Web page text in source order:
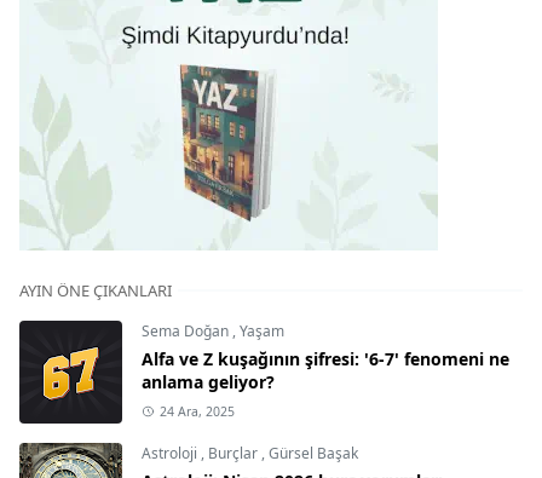
AYIN ÖNE ÇIKANLARI
Sema Doğan ,Yaşam
Alfa ve Z kuşağının şifresi: '6-7' fenomeni ne
anlama geliyor?
24 Ara, 2025
Astroloji , Burçlar ,Gürsel Başak